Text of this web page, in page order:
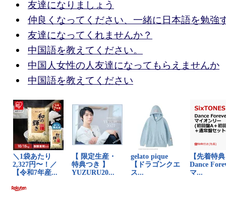
友達になりましょう
仲良くなってください、一緒に日本語を勉強
友達になってくれませんか？
中国語を教えてください。
中国人女性の人友達になってもらえませんか
中国語を教えてください